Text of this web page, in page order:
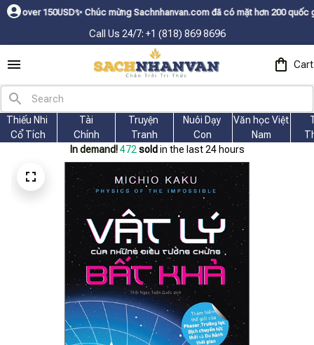
✨Chúc mừng Sachnhanvan.com đã có mặt hơn 200 quốc gia như Mỹ,
Call Us 24/7: +1 (818) 869 8696
Cart
Thiếu Nhi
Cổ Tích
Tài
Chính
Truyện
Tranh
Nuôi Dạy
Con
Văn học Việt
Nam
In demand! 472 sold in the last 24 hours